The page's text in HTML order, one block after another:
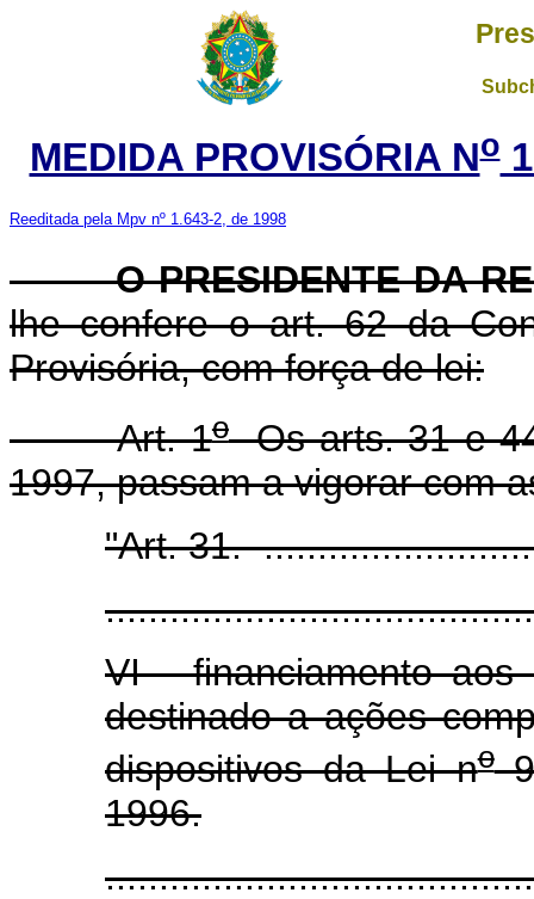
MEDIDA PROVISÓRIA No
Reeditada pela Mpv nº 1.643-2, de 1998
O PRESIDENTE DA
lhe confere o art. 62 da
Provisória, com força de lei:
Art. 1oOs arts. 31 e
1997, passam a vigorar com
"Art. 31.
VI - financiamento
destinado a ações
dispositivos da Lei no
1996.